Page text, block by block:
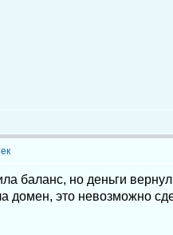
баланс, но деньги
это невозможно